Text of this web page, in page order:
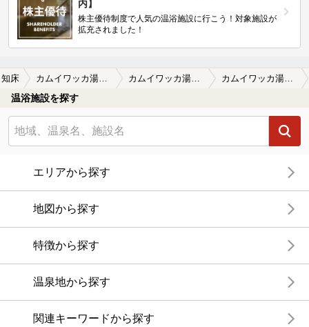
内】
株主優待制度で人気の温浴施設に行こう！対象施設が
拡充されました！
知床 カムイワッカ湯の滝の口コミ 祝 世界遺産登録！
温浴施設を探す
エリアから探す
地図から探す
特徴から探す
温泉地から探す
関連キーワードから探す